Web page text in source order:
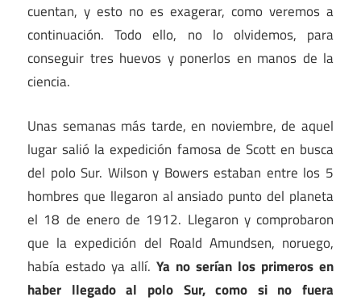
cuentan, y esto no es exagerar, como veremos a
continuación. Todo ello, no lo olvidemos, para
conseguir tres huevos y ponerlos en manos de la
ciencia.
Unas semanas más tarde, en noviembre, de aquel
lugar salió la expedición famosa de Scott en busca
del polo Sur. Wilson y Bowers estaban entre los 5
hombres que llegaron al ansiado punto del planeta
el 18 de enero de 1912. Llegaron y comprobaron
que la expedición del Roald Amundsen, noruego,
había estado ya allí. Ya no serían los primeros en
haber llegado al polo Sur, como si no fuera